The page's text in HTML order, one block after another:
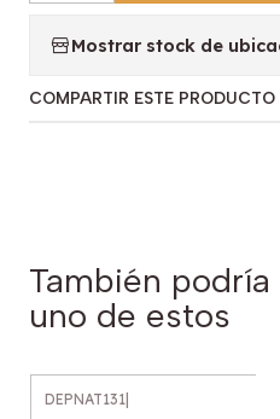
Mostrar stock de
COMPARTIR ESTE PRODUCTO
También
uno de estos
DEPNAT131